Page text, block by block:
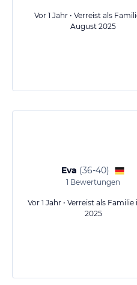
Allgemeine und
Gewähr und ohne Prüfung
Vor 1 Jahr • Verreist als
August 2025
Eva (36-40)
1 Bewertungen
Vor 1 Jahr • Verreist als Familie
2025